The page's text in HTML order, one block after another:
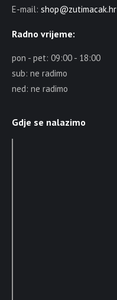
E-mail: shop@zutimacak.hr
Radno vrijeme:
pon - pet: 09:00 - 18:00
sub: ne radimo
ned: ne radimo
Gdje se nalazimo